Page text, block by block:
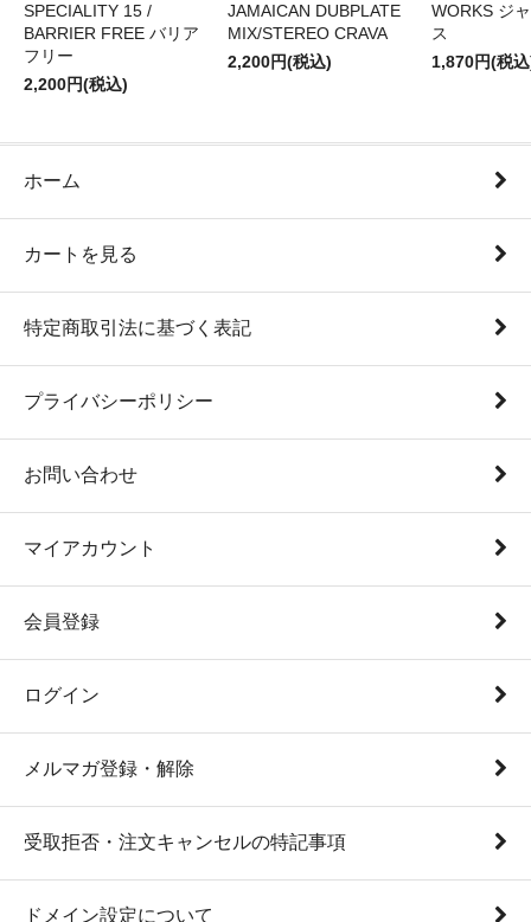
SPECIALITY 15 /
BARRIER FREE バリア
フリー
2,200円(税込)
JAMAICAN DUBPLATE
MIX/STEREO CRAVA
2,200円(税込)
WORKS ジ
ス
1,870円(税
ホーム
カートを見る
特定商取引法に基づく表記
プライバシーポリシー
お問い合わせ
マイアカウント
会員登録
ログイン
メルマガ登録・解除
受取拒否・注文キャンセルの特記事項
ドメイン設定について